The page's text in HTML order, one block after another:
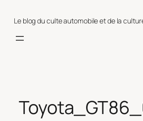
Le blog du culte automobile et de la